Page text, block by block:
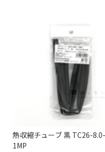
熱収縮チューブ 黒 TC26-
1MP